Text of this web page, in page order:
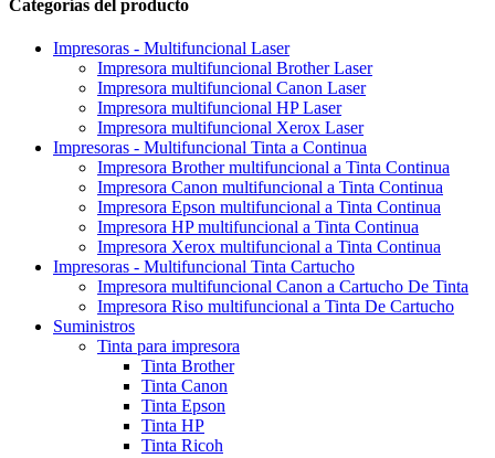
Categorías del producto
Impresoras - Multifuncional Laser
Impresora multifuncional Brother Laser
Impresora multifuncional Canon Laser
Impresora multifuncional HP Laser
Impresora multifuncional Xerox Laser
Impresoras - Multifuncional Tinta a Continua
Impresora Brother multifuncional a Tinta Continua
Impresora Canon multifuncional a Tinta Continua
Impresora Epson multifuncional a Tinta Continua
Impresora HP multifuncional a Tinta Continua
Impresora Xerox multifuncional a Tinta Continua
Impresoras - Multifuncional Tinta Cartucho
Impresora multifuncional Canon a Cartucho De Tinta
Impresora Riso multifuncional a Tinta De Cartucho
Suministros
Tinta para impresora
Tinta Brother
Tinta Canon
Tinta Epson
Tinta HP
Tinta Ricoh